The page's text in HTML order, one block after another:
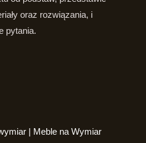
oraz rozwiązania, i
pytania.
| Meble na Wymiar